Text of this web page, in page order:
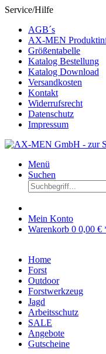
Service/Hilfe
AGB´s
AX-MEN
Größentabelle
Katalog Bestellung
Katalog Download
Versandkosten
Kontakt
Widerrufsrecht
Datenschutz
Impressum
Menü
Suchen
Mein Konto
Warenkorb 0 0,00 €
Home
Forst
Outdoor
Forstwerkzeug
Jagd
Arbeitsschutz
SALE
Angebote
Gutscheine